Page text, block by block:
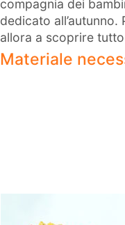
compagnia dei
dedicato
allora a scoprire
Materiale